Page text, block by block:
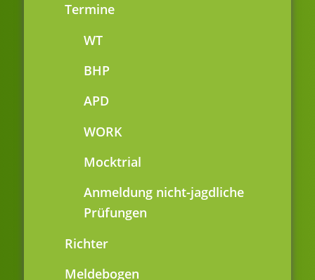
Termine
WT
BHP
APD
WORK
Mocktrial
Anmeldung nicht-jagdliche
Prüfungen
Richter
Meldebogen